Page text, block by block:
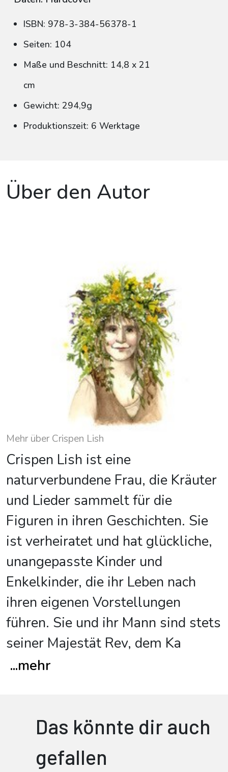
ISBN: 978-3-384-56378-1
Seiten: 104
Maße und Beschnitt: 14,8 x 21
cm
Gewicht: 294,9g
Produktionszeit: 6 Werktage
Über den Autor
Mehr über Crispen Lish
Crispen Lish ist eine
naturverbundene Frau, die Kräuter
und Lieder sammelt für die
Figuren in ihren Geschichten. Sie
ist verheiratet und hat glückliche,
unangepasste Kinder und
Enkelkinder, die ihr Leben nach
ihren eigenen Vorstellungen
führen. Sie und ihr Mann sind stets
seiner Majestät Rev, dem Ka
...mehr
Das könnte dir auch
gefallen